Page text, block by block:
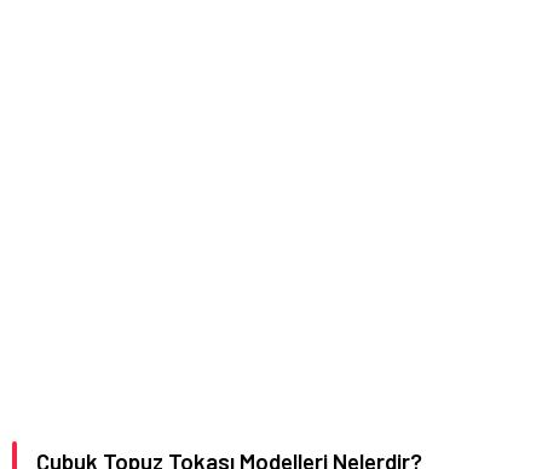
Çubuk Topuz Tokası Modelleri Nelerdir?